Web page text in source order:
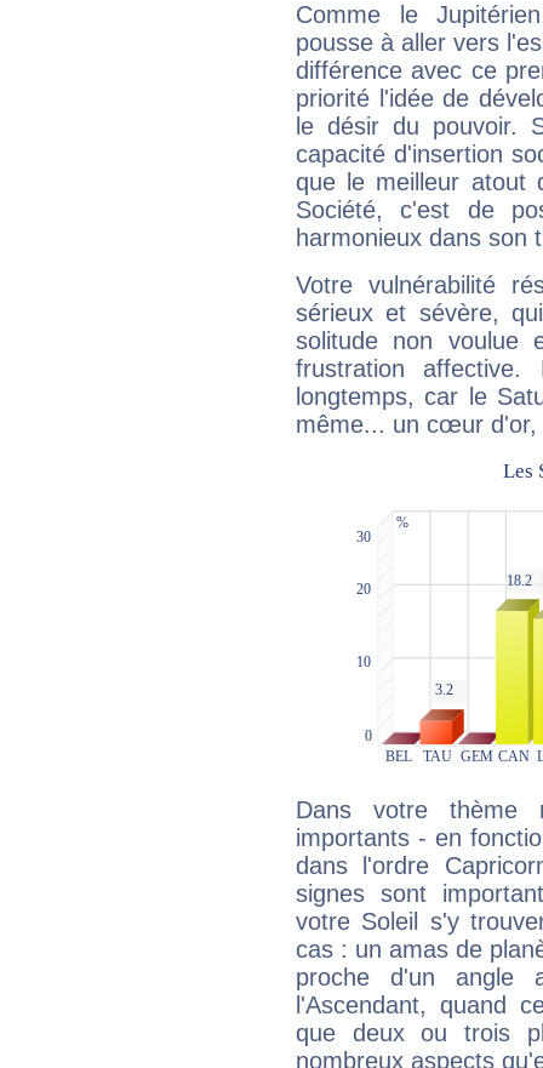
Comme le
pousse à aller vers
différence avec ce
priorité l'idée de
le désir du pouvoir.
capacité d'insertion
que le meilleur atout
Société, c'est de
harmonieux dans son
Votre vulnérabilité
sérieux et sévère,
solitude non voulue
frustration
longtemps, car le
même... un cœur d'or,
Dans votre thème
importants - en
dans l'ordre
signes sont
votre Soleil s'y
cas : un amas de
proche d'un
l'Ascendant, quand
que deux ou trois
nombreux aspects